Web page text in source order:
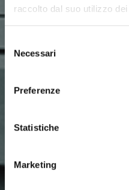
raccolto dal suo utilizzo
del
consenso
Necessari
Preferenze
Statistiche
Marketing